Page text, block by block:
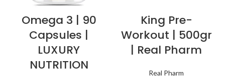
Omega 3 | 90
Capsules |
LUXURY
NUTRITION
King Pre-
Workout | 500gr
| Real Pharm
Real Pharm